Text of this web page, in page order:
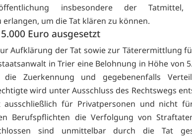
insbesondere der Tatmittel,
erlangen, um die Tat klären zu können.
Euro ausgesetzt
Aufklärung der Tat sowie zur Täterermittlung
in Trier eine Belohnung in Höhe von
die Zuerkennung und gegebenenfalls
wird unter Ausschluss des Rechtswegs
ausschließlich für Privatpersonen und nicht
Berufspflichten die Verfolgung von
sind unmittelbar durch die Tat